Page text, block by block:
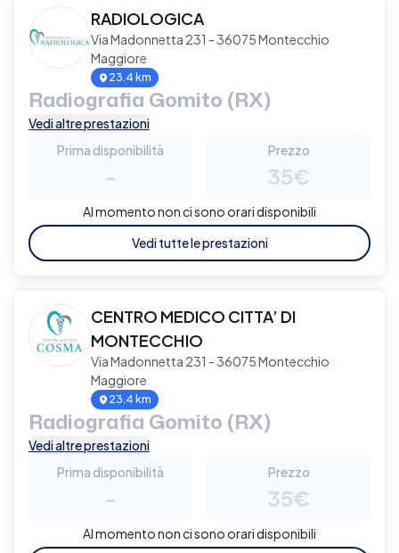
RADIOLOGICA
Via Madonnetta 231 - 36075 Montecchio
Maggiore
23.4 km
Radiografia Gomito (RX)
Vedi altre prestazioni
Prima disponibilità
-
Prezzo
35€
Al momento non ci sono orari disponibili
Vedi tutte le prestazioni
CENTRO MEDICO CITTA’ DI
MONTECCHIO
Via Madonnetta 231 - 36075 Montecchio
Maggiore
23.4 km
Radiografia Gomito (RX)
Vedi altre prestazioni
Prima disponibilità
-
Prezzo
35€
Al momento non ci sono orari disponibili